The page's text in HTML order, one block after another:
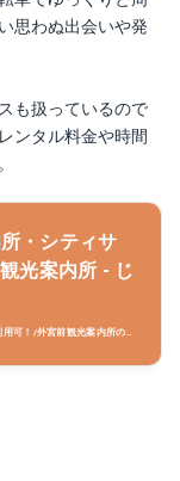
思わぬ出会いや発
も扱っているので
ンタル料金や時間
・シティサ
光案内所 - じ
可！/外宮前観光案内所のレ